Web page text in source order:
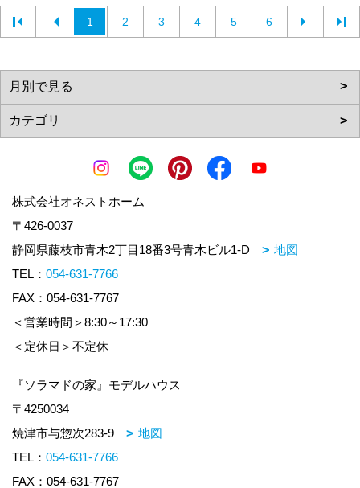
1 2 3 4 5 6
株式会社オネストホーム
〒426-0037
静岡県藤枝市青木2丁目18番3号青木ビル1-D
地図
TEL： 054-631-7766
FAX：054-631-7767
＜営業時間＞8:30～17:30
＜定休日＞不定休
『ソラマドの家』モデルハウス
〒4250034
焼津市与惣次283-9
地図
TEL： 054-631-7766
FAX：054-631-7767